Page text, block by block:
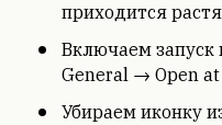
приходится
Включаем запуск
General → Open
Убираем иконку